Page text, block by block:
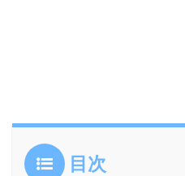
目次